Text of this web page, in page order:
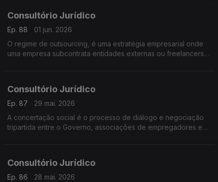
Consultório Jurídico
Ep. 88
01 jun. 2026
O regime de outsourcing, é uma estratégia empresarial onde
uma empresa subcontrata entidades externas ou freelancers
Consultório Jurídico
Ep. 87
29 mai. 2026
A concertação social é o processo de diálogo e negociação
tripartida entre o Governo, associações de empregadores e
Consultório Jurídico
Ep. 86
28 mai. 2026